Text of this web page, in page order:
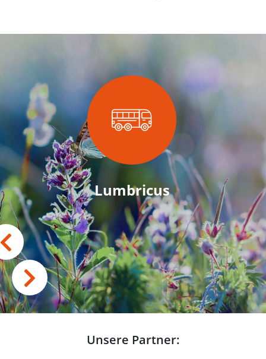
Lumbricus
Unsere Partner: